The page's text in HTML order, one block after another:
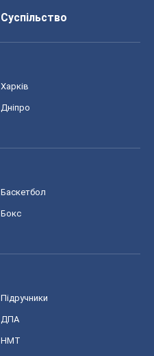
Суспільство
Харків
Дніпро
Баскетбол
Бокс
Підручники
ДПА
НМТ